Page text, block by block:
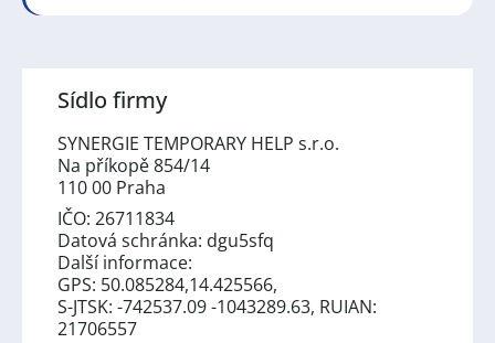
Sídlo firmy
SYNERGIE TEMPORARY HELP s.r.o.
Na příkopě 854/14
110 00 Praha
IČO: 26711834
Datová schránka: dgu5sfq
Další informace:
GPS: 50.085284,14.425566,
S-JTSK: -742537.09 -1043289.63, RUIAN:
21706557